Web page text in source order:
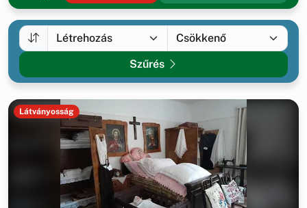
Szűrés
Látványosság